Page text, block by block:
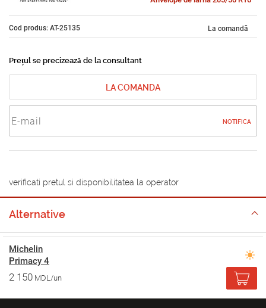
Cod produs: AT-25135 La comandă
Prețul se precizează de la consultant
LA COMANDA
NOTIFICA
verificati pretul si disponibilitatea la operator
Alternative
Michelin
Primacy 4
2 150 MDL/un